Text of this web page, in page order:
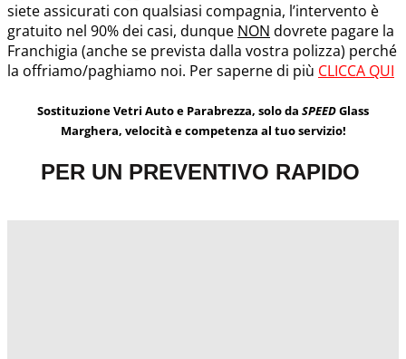
siete assicurati con qualsiasi compagnia, l’intervento è
gratuito nel 90% dei casi, dunque NON dovrete pagare la
Franchigia (anche se prevista dalla vostra polizza) perché
la offriamo/paghiamo noi. Per saperne di più CLICCA QUI
Sostituzione Vetri Auto e Parabrezza, solo da SPEEDGlass
Marghera, velocità e competenza al tuo servizio!
PER UN PREVENTIVO RAPIDO